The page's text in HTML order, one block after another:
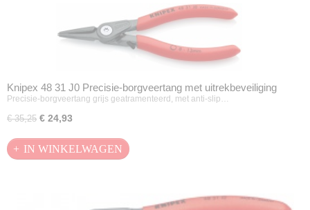
Knipex 48 31 J0 Precisie-borgveertang met uitrekbeveiliging
Precisie-borgveertang grijs geatramenteerd, met anti-slip…
€ 35,25 € 24,93
IN WINKELWAGEN